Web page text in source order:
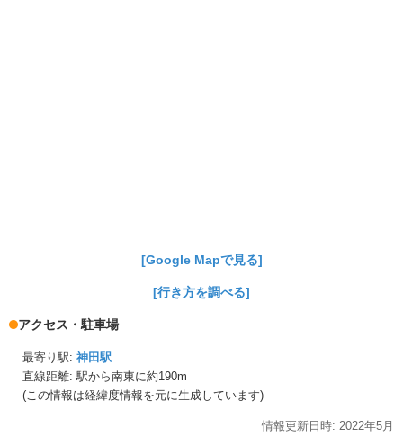
[Google Mapで見る]
[行き方を調べる]
アクセス・駐車場
最寄り駅: 神田駅
直線距離: 駅から南東に約190m
(この情報は経緯度情報を元に生成しています)
情報更新日時: 2022年5月